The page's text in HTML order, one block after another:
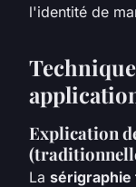
l'identité de
Explication
La sérigraphie